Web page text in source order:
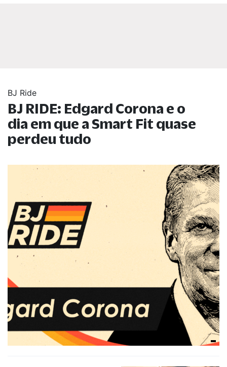
BJ Ride
BJ RIDE: Edgard Corona e o
dia em que a Smart Fit quase
perdeu tudo